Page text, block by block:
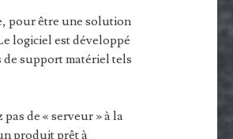
pour être une solution
logiciel est développé
support matériel tels
de « serveur » à la
produit prêt à